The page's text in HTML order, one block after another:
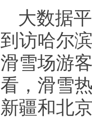
大数据
到访哈尔
滑雪场游
看，滑雪
新疆和北